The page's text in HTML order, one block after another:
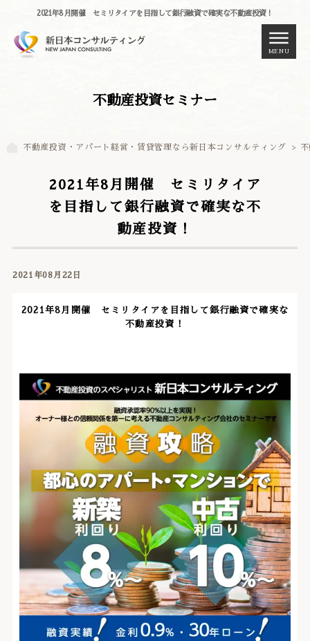
2021年8月開催 セミリタイアを目指して銀行融資で確実な不動産投資！
MENU
不動産投資セミナー
不動産投資・アパート経営・賃貸管理なら新日本コンサルティング >
2021年8月開催 セミリタイア
を目指して銀行融資で確実な不
動産投資！
2021年08月22日
2021年8月開催 セミリタイアを目指して銀行融資で確実な
不動産投資！